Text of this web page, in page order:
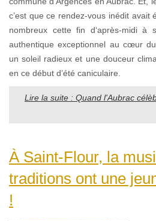
c’est que ce rendez-vous inédit avait
nombreux cette fin d‘après-midi à
authentique exceptionnel au cœur
un soleil radieux et une douceur
en ce début d’été caniculaire.
Lire la suite : Quand l'Aubrac
À Saint-Flour, la
traditions ont une
!